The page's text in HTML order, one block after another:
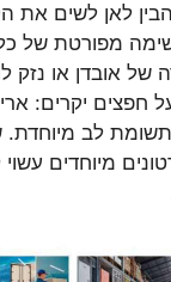
לאן לשים את
מפורטת של
של אובדן או נזק
חפצים יקרים:
תשומת לב מיוחדת.
מיוחדים